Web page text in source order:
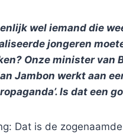
wel iemand die
jongeren
Onze minister van
Jambon werkt aan
Is dat een
Dat is de